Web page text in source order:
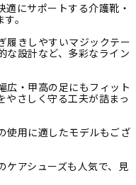
にサポートする介護靴・
。
履きしやすいマジックテー
な設計など、多彩なライン
広・甲高の足にもフィット
やさしく守る工夫が詰まっ
使用に適したモデルもござ
ケアシューズも人気で、見